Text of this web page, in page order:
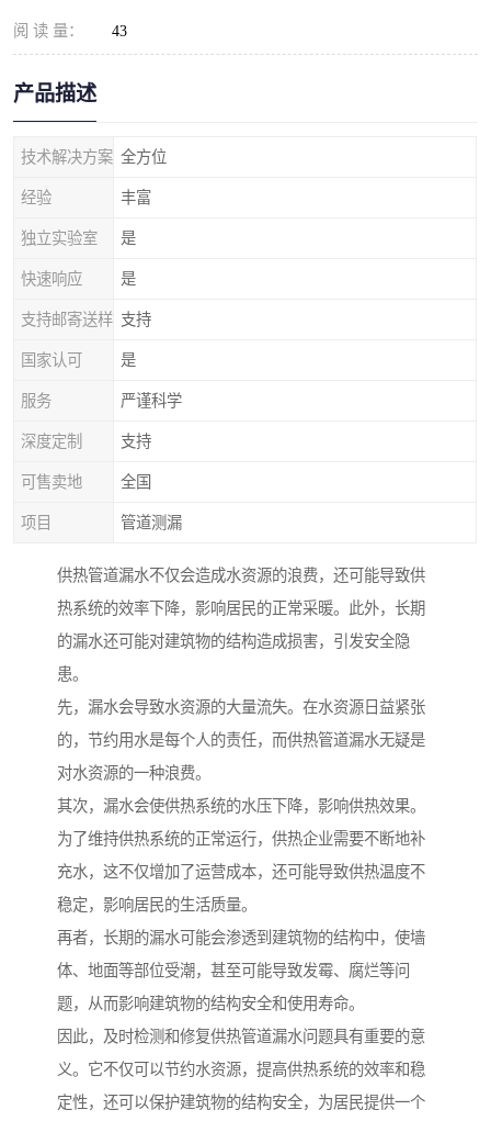
阅 读 量： 43
产品描述
技术解决方案 全方位
经验 丰富
独立实验室 是
快速响应 是
支持邮寄送样 支持
国家认可 是
服务 严谨科学
深度定制 支持
可售卖地 全国
项目 管道测漏
供热管道漏水不仅会造成水资源的浪费，还可能导致供
热系统的效率下降，影响居民的正常采暖。此外，长期
的漏水还可能对建筑物的结构造成损害，引发安全隐
患。
先，漏水会导致水资源的大量流失。在水资源日益紧张
的，节约用水是每个人的责任，而供热管道漏水无疑是
对水资源的一种浪费。
其次，漏水会使供热系统的水压下降，影响供热效果。
为了维持供热系统的正常运行，供热企业需要不断地补
充水，这不仅增加了运营成本，还可能导致供热温度不
稳定，影响居民的生活质量。
再者，长期的漏水可能会渗透到建筑物的结构中，使墙
体、地面等部位受潮，甚至可能导致发霉、腐烂等问
题，从而影响建筑物的结构安全和使用寿命。
因此，及时检测和修复供热管道漏水问题具有重要的意
义。它不仅可以节约水资源，提高供热系统的效率和稳
定性，还可以保护建筑物的结构安全，为居民提供一个